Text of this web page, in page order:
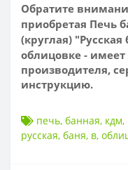
Обратите
приобретая Печь
(круглая)
облицовке - имеет
производителя,
инструкцию.
печь, банная, кдм,
русская, баня, в,